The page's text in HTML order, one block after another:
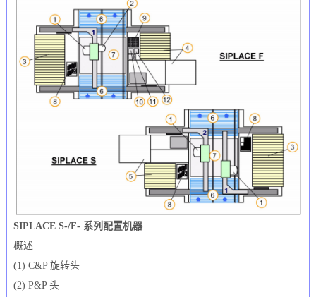
SIPLACE S-/F- 系列配置机器
概述
(1) C&P 旋转头
(2) P&P 头